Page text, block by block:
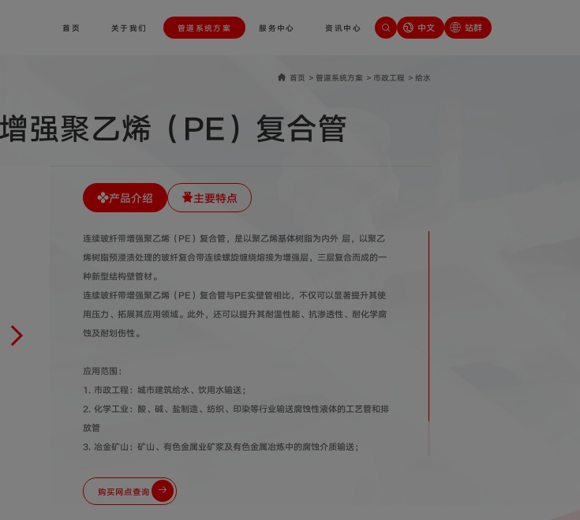
首页 关于我们 管道系统方案 服务中心 资讯中心 中文 站群
首页 > 管道系统方案 > 市政工程 > 给水
强聚乙烯（PE）复合管
产品介绍 主要特点
连续玻纤带増强聚乙烯（PE）复合管，是以聚乙烯基体树脂为内外 层，以聚乙
烯树脂预浸渍处理的玻纤复合带连续螺旋缠绕熔接为増强层，三层复合而成的一
种新型结构壁管材。
连续玻纤带增强聚乙烯（PE）复合管与PE实壁管相比，不仅可以显著提升其使
用压力、拓展其应用领域。此外，还可以提升其耐温性能、抗渗透性、耐化学腐
蚀及耐划伤性。
应用范围：
1. 市政工程：城市建筑给水、饮用水输送；
2. 化学工业：酸、碱、盐制造、纺织、印染等行业输送腐蚀性液体的工艺管和排
放管
3. 冶金矿山：矿山、有色金属业矿浆及有色金属冶炼中的腐蚀介质输送；
5. 农业灌溉用管
购买网点查询